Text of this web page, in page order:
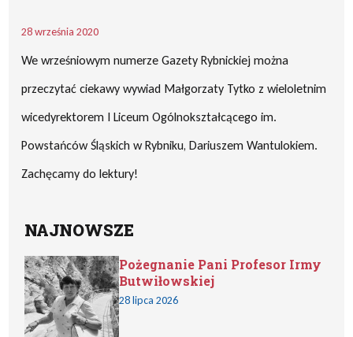
28 września 2020
We wrześniowym numerze Gazety Rybnickiej można
przeczytać ciekawy wywiad Małgorzaty Tytko z wieloletnim
wicedyrektorem I Liceum Ogólnokształcącego im.
Powstańców Śląskich w Rybniku, Dariuszem Wantulokiem.
Zachęcamy do lektury!
NAJNOWSZE
Pożegnanie Pani Profesor Irmy
Butwiłowskiej
28 lipca 2026